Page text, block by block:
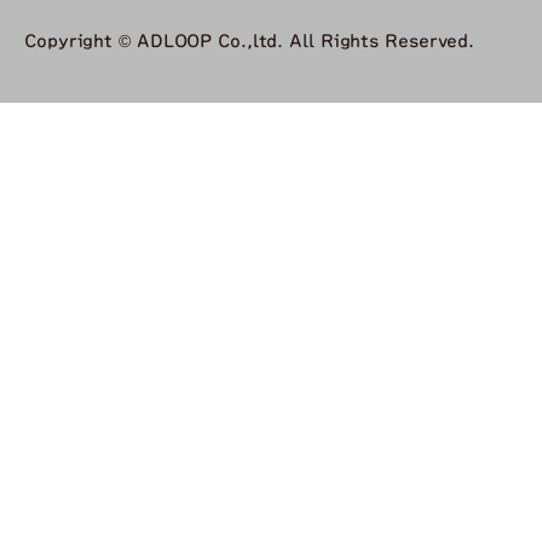
Copyright © ADLOOP Co.,ltd. All Rights Reserved.